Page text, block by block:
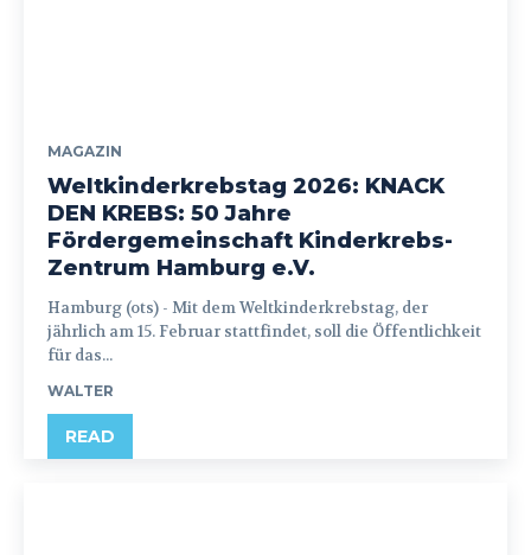
MAGAZIN
Weltkinderkrebstag 2026: KNACK
DEN KREBS: 50 Jahre
Fördergemeinschaft Kinderkrebs-
Zentrum Hamburg e.V.
Hamburg (ots) - Mit dem Weltkinderkrebstag, der
jährlich am 15. Februar stattfindet, soll die Öffentlichkeit
für das...
WALTER
READ